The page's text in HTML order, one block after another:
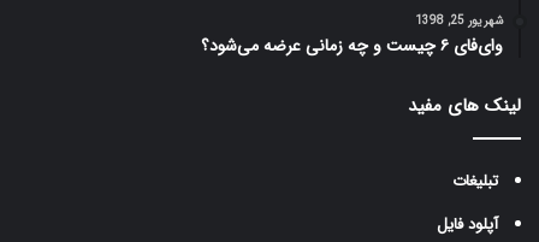
شهریور 25, 1398
وای‌فای ۶ چیست و چه زمانی عرضه می‌شود؟
لینک های مفید
تبلیغات
آپلود فایل